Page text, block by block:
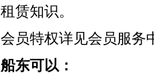
租赁知识。
会员特权详见会员服务
船东可以：